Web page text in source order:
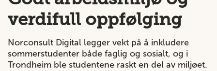
verdifull oppfølging
Norconsult Digital legger vekt på å inkludere
sommerstudenter både faglig og sosialt, og i
Trondheim ble studentene raskt en del av miljøet.